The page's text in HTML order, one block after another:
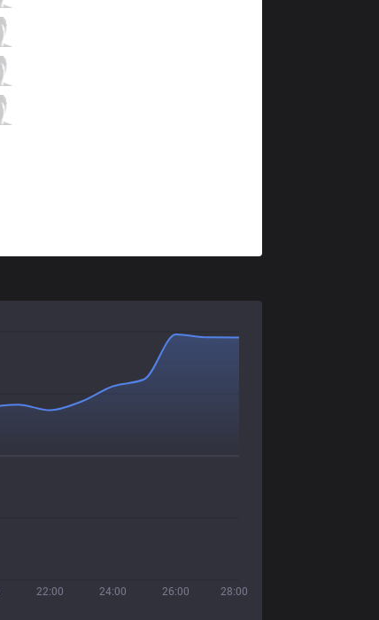
22:00 24:00 26:00 28:00